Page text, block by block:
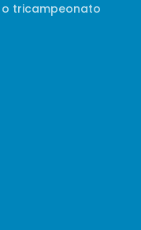
o tricampeonato